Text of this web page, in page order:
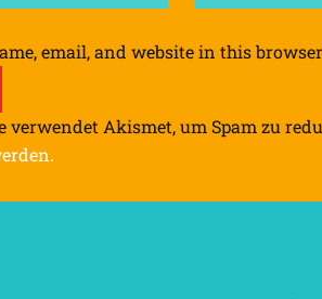
email, and website in this
verwendet Akismet, um Spam zu